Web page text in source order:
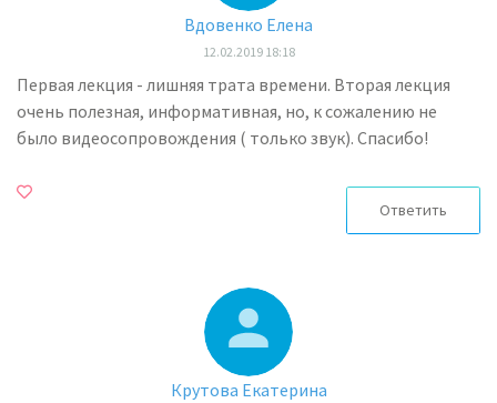
Вдовенко Елена
12.02.2019 18:18
Первая лекция - лишняя трата времени. Вторая лекция
очень полезная, информативная, но, к сожалению не
было видеосопровождения ( только звук). Спасибо!
Ответить
Крутова Екатерина